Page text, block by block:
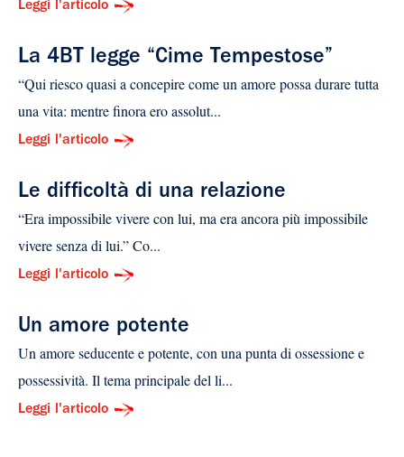
Leggi l'articolo
La 4BT legge “Cime Tempestose”
“Qui riesco quasi a concepire come un amore possa durare tutta
una vita: mentre finora ero assolut...
Leggi l'articolo
Le difficoltà di una relazione
“Era impossibile vivere con lui, ma era ancora più impossibile
vivere senza di lui.” Co...
Leggi l'articolo
Un amore potente
Un amore seducente e potente, con una punta di ossessione e
possessività. Il tema principale del li...
Leggi l'articolo